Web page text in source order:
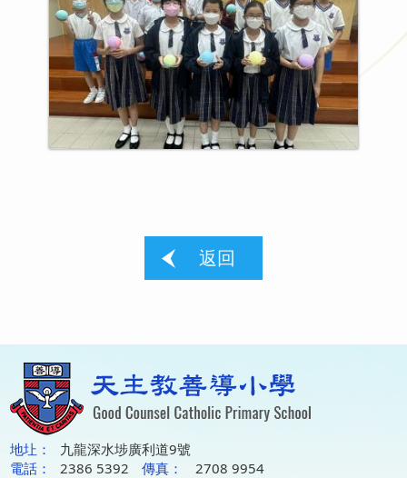
返回
地圵：
九龍深水埗廣利道9號
電話：
2386 5392 傳真： 2708 9954